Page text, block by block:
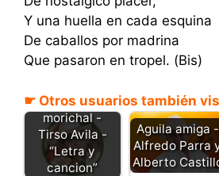
Y una huella en cada esquina
De caballos por madrina
Que pasaron en tropel. (Bis)
☛ Otros usuarios también
Sabana del
morichal -
Tirso Avila -
“Letra y
cancion”
Aguila amiga -
Alfredo Parra
Alberto